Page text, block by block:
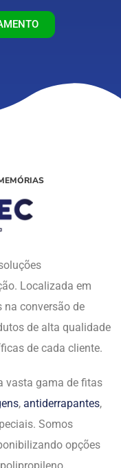
Localizada em
na conversão de
de alta qualidade
de cada cliente.
vasta gama de fitas
, antiderrapantes,
Somos
opções